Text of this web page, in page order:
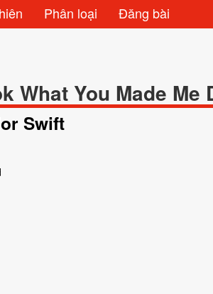
Phân loại Đăng bài
What You Made Me
Swift